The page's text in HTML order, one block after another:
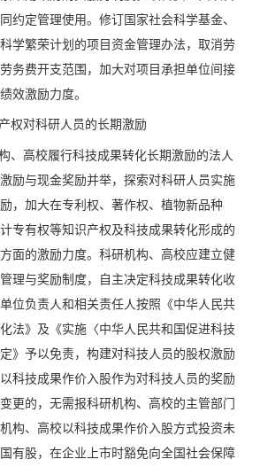
约定管理使用。修订国家社会科学基金、
学繁荣计划的项目资金管理办法，取消劳
务费开支范围，加大对项目承担单位间接
效激励力度。
权对科研人员的长期激励
、高校履行科技成果转化长期激励的法人
励与现金奖励并举，探索对科研人员实施
，加大在专利权、著作权、植物新品种
专有权等知识产权及科技成果转化形成的
面的激励力度。科研机构、高校应建立健
理与奖励制度，自主决定科技成果转化收
位负责人和相关责任人按照《中华人民共
法》及《实施〈中华人民共和国促进科技
》予以免责，构建对科技人员的股权激励
科技成果作价入股作为对科技人员的奖励
更的，无需报科研机构、高校的主管部门
构、高校以科技成果作价入股方式投资未
有股，在企业上市时豁免向全国社会保障